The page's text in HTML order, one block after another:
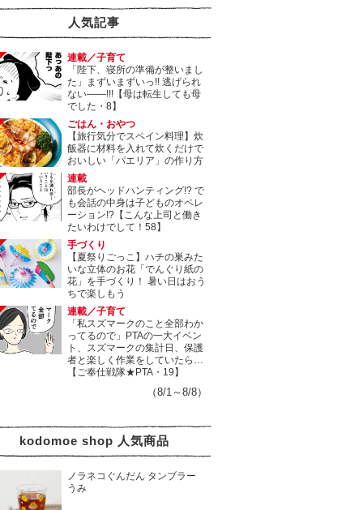
人気記事
連載／子育て
「陛下、寝所の準備が整いまし
た」まずいまずいっ!! 逃げられ
ない――!!!【母は転生しても母
でした・8】
ごはん・おやつ
【旅行気分でスペイン料理】炊
飯器に材料を入れて炊くだけで
おいしい「パエリア」の作り方
連載
部長がヘッドハンティング!? で
も会話の中身は子どものオペレ
ーション!?【こんな上司と働き
たいわけでして！58】
手づくり
【夏祭りごっこ】ハチの巣みた
いな立体のお花「でんぐり紙の
花」を手づくり！ 暑い日はおう
ちで楽しもう
連載／子育て
「私スズマークのこと全部わか
ってるので」PTAの一大イベン
ト、スズマークの集計日、保護
者と楽しく作業をしていたら…
【ご奉仕戦隊★PTA・19】
（8/1～8/8）
kodomoe shop 人気商品
ノラネコぐんだん タンブラー
うみ